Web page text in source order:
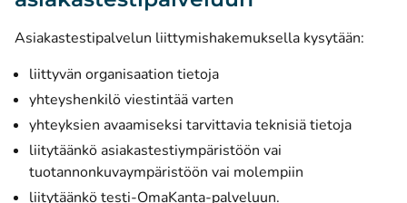
Asiakastestipalvelun liittymishakemuksella kysytään:
liittyvän organisaation tietoja
yhteyshenkilö viestintää varten
yhteyksien avaamiseksi tarvittavia teknisiä tietoja
liitytäänkö asiakastestiympäristöön vai
tuotannonkuvaympäristöön vai molempiin
liitytäänkö testi-OmaKanta-palveluun.